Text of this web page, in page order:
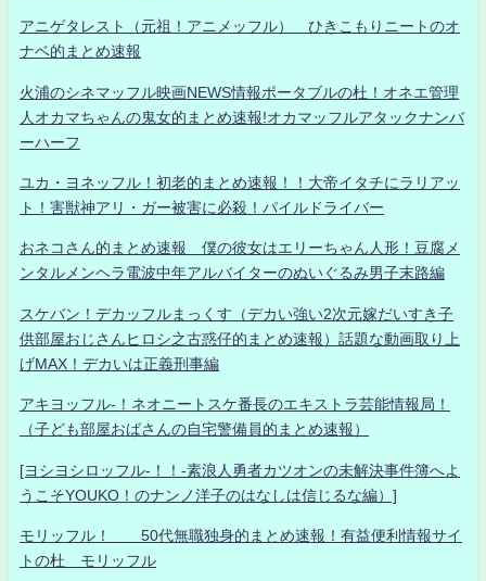
アニゲタレスト（元祖！アニメッフル） ひきこもりニートのオ
ナベ的まとめ速報
火浦のシネマッフル映画NEWS情報ポータブルの杜！オネエ管理
人オカマちゃんの鬼女的まとめ速報!オカマッフルアタックナンバ
ーハーフ
ユカ・ヨネッフル！初老的まとめ速報！！大帝イタチにラリアッ
ト！害獣神アリ・ガー被害に必殺！パイルドライバー
おネコさん的まとめ速報 僕の彼女はエリーちゃん人形！豆腐メ
ンタルメンヘラ電波中年アルバイターのぬいぐるみ男子末路編
スケバン！デカッフルまっくす（デカい強い2次元嫁だいすき子
供部屋おじさんヒロシ之古惑仔的まとめ速報）話題な動画取り上
げMAX！デカいは正義刑事編
アキヨッフル-！ネオニートスケ番長のエキストラ芸能情報局！
（子ども部屋おばさんの自宅警備員的まとめ速報）
[ヨシヨシロッフル-！！-素浪人勇者カツオンの未解決事件簿へよ
うこそYOUKO！のナンノ洋子のはなしは信じるな編）]
モリッフル！ 50代無職独身的まとめ速報！有益便利情報サイ
トの杜 モリッフル